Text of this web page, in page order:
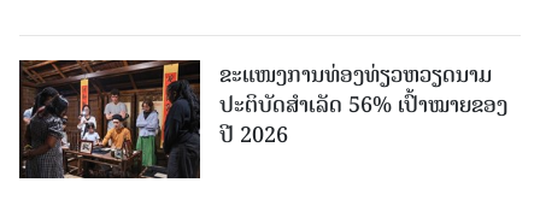
ຂະ​ແໜງ​ການ​ທ່ອງ​ທ່ຽວຫວຽດນາມ ​
ປະ​ຕິ​ບັດ​ສຳ​ເລັດ 56% ເປົ້າ​ໝາຍຂອງ
ປີ 2026